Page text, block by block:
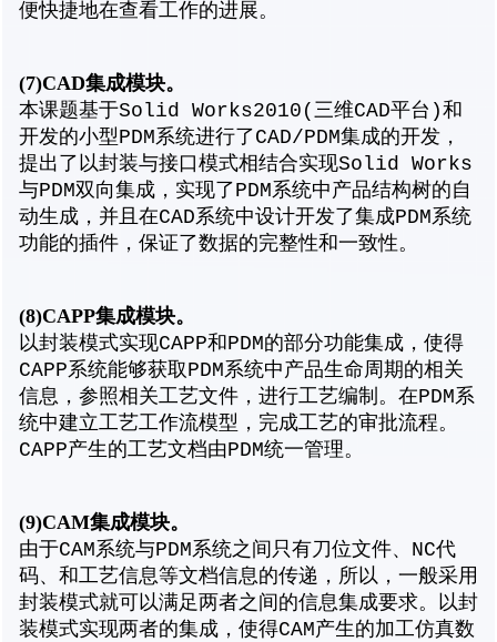
便快捷地在查看工作的进展。
(7)CAD集成模块。
本课题基于Solid Works2010(三维CAD平台)和
开发的小型PDM系统进行了CAD/PDM集成的开发，
提出了以封装与接口模式相结合实现Solid Works
与PDM双向集成，实现了PDM系统中产品结构树的自
动生成，并且在CAD系统中设计开发了集成PDM系统
功能的插件，保证了数据的完整性和一致性。
(8)CAPP集成模块。
以封装模式实现CAPP和PDM的部分功能集成，使得
CAPP系统能够获取PDM系统中产品生命周期的相关
信息，参照相关工艺文件，进行工艺编制。在PDM系
统中建立工艺工作流模型，完成工艺的审批流程。
CAPP产生的工艺文档由PDM统一管理。
(9)CAM集成模块。
由于CAM系统与PDM系统之间只有刀位文件、NC代
码、和工艺信息等文档信息的传递，所以，一般采用
封装模式就可以满足两者之间的信息集成要求。以封
装模式实现两者的集成，使得CAM产生的加工仿真数